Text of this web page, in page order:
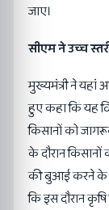
जाए।
सीएम ने उच्च
मुख्यमंत्री ने यहां
हुए कहा कि यह
किसानों को
के दौरान
की बुआई करने के
कि इस दौरान कृषि